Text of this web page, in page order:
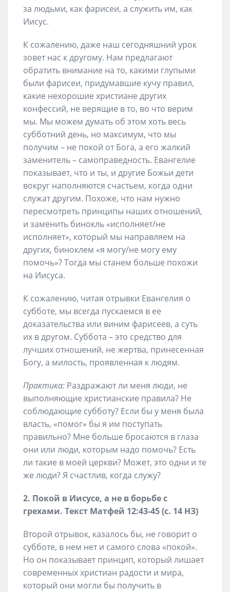
за людьми, как фарисеи, а служить им, как
Иисус.
К сожалению, даже наш сегодняшний урок
зовет нас к другому. Нам предлагают
обратить внимание на то, какими глупыми
были фарисеи, придумавшие кучу правил,
какие нехорошие христиане других
конфессий, не верящие в то, во что верим
мы. Мы можем думать об этом хоть весь
субботний день, но максимум, что мы
получим – не покой от Бога, а его жалкий
заменитель – самоправедность. Евангелие
показывает, что и ты, и другие Божьи дети
вокруг наполняются счастьем, когда одни
служат другим. Похоже, что нам нужно
пересмотреть принципы наших отношений,
и заменить бинокль «исполняет/не
исполняет», который мы направляем на
других, биноклем «я могу/не могу ему
помочь»? Тогда мы станем больше похожи
на Иисуса.
К сожалению, читая отрывки Евангелия о
субботе, мы всегда пускаемся в ее
доказательства или виним фарисеев, а суть
их в другом. Суббота – это средство для
лучших отношений, не жертва, принесенная
Богу, а милость, проявленная к людям.
Практика: Раздражают ли меня люди, не
выполняющие христианские правила? Не
соблюдающие субботу? Если бы у меня была
власть, «помог» бы я им поступать
правильно? Мне больше бросаются в глаза
они или люди, которым надо помочь? Есть
ли такие в моей церкви? Может, это одни и те
же люди? Я счастлив, когда служу?
2. Покой в Иисусе, а не в борьбе с
грехами. Текст Матфей 12:43-45 (с. 14 НЗ)
Второй отрывок, казалось бы, не говорит о
субботе, в нем нет и самого слова «покой».
Но он показывает принцип, который лишает
современных христиан радости и мира,
который они могли бы получить в